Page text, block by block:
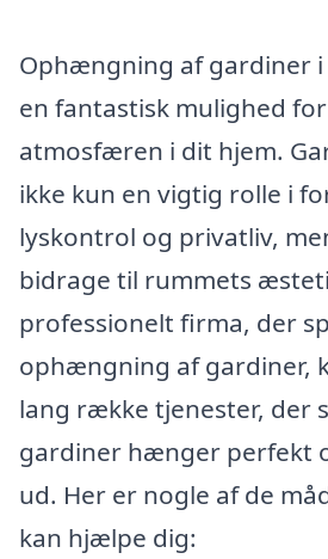
Ophængning af gardiner
en fantastisk mulighed
atmosfæren i dit hjem.
ikke kun en vigtig rolle i
lyskontrol og privatliv,
bidrage til rummets
professionelt firma, der
ophængning af gardiner,
lang række tjenester, der
gardiner hænger perfekt
ud. Her er nogle af de
kan hjælpe dig: